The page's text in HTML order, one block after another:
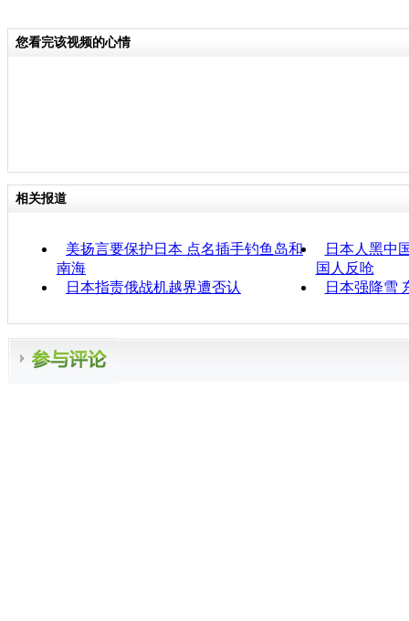
您看完该视频的心情
相关报道
美扬言要保护日本 点名插手钓鱼岛和
南海
日本人黑中
国人反呛
日本指责俄战机越界遭否认
日本强降雪